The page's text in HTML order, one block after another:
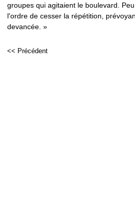
groupes qui agitaient le boulevard.
l'ordre de cesser la répétition,
devancée. »
<< Précédent